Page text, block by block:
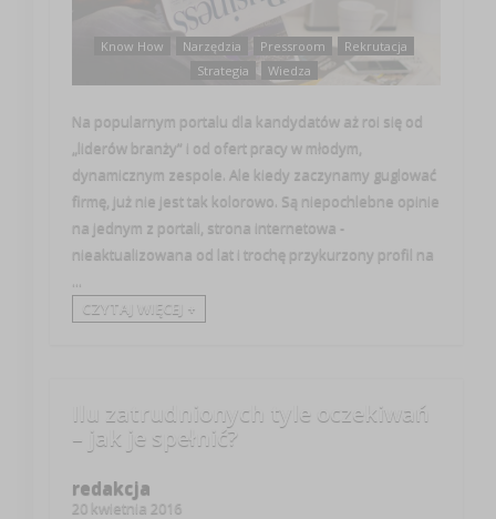
Know How Narzędzia Pressroom
Rekrutacja
Strategia
Wiedza
Na popularnym portalu dla kandydatów aż roi się od
„liderów branży” i od ofert pracy w młodym,
dynamicznym zespole. Ale kiedy zaczynamy guglować
firmę, już nie jest tak kolorowo. Są niepochlebne opinie
na jednym z portali, strona internetowa -
nieaktualizowana od lat i trochę przykurzony profil na
...
CZYTAJ WIĘCEJ +
Ilu zatrudnionych tyle oczekiwań
– jak je spełnić?
redakcja
20 kwietnia 2016